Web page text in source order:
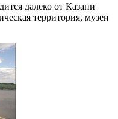
далеко от Казани
территория, музеи